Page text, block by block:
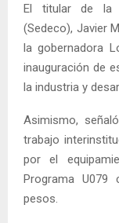
El titular de la
(Sedeco), Javier
la gobernadora
inauguración de
la industria y
Asimismo,
trabajo
por el
Programa
pesos.